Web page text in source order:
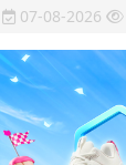
07-08-2026